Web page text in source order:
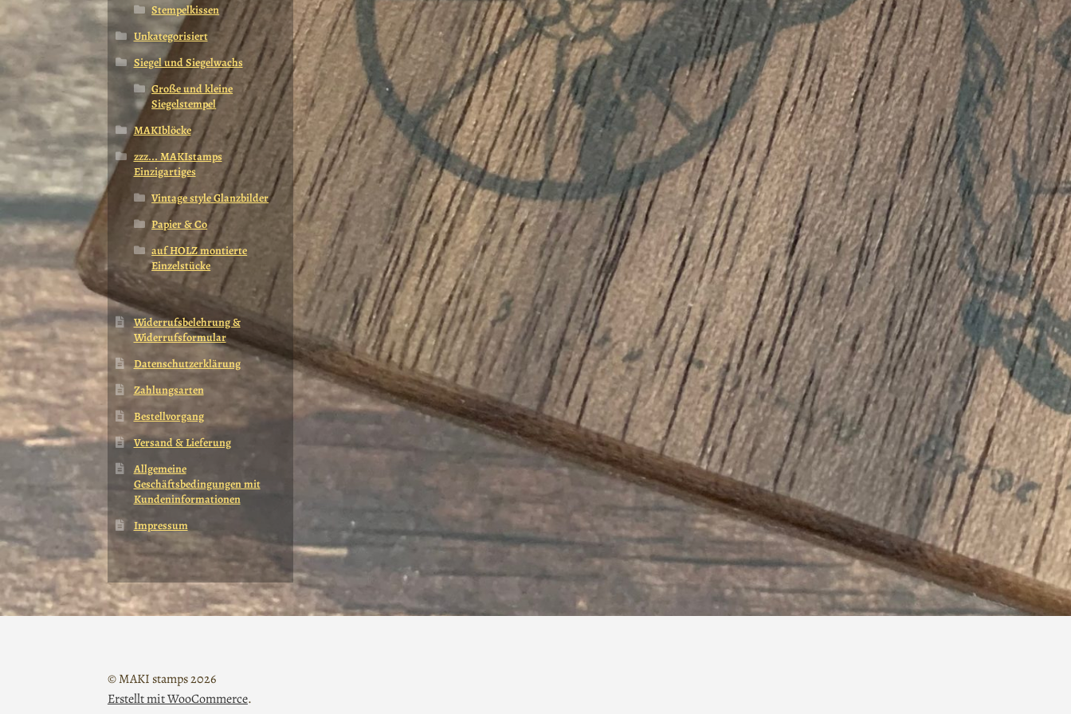
Stempelkissen
Unkategorisiert
Siegel und Siegelwachs
Große und kleine
Siegelstempel
MAKIblöcke
zzz... MAKIstamps
Einzigartiges
Vintage style Glanzbilder
Papier & Co
auf HOLZ montierte
Einzelstücke
Widerrufsbelehrung &
Widerrufsformular
Datenschutzerklärung
Zahlungsarten
Bestellvorgang
Versand & Lieferung
Allgemeine
Geschäftsbedingungen mit
Kundeninformationen
Impressum
© MAKI stamps 2026
Erstellt mit WooCommerce.